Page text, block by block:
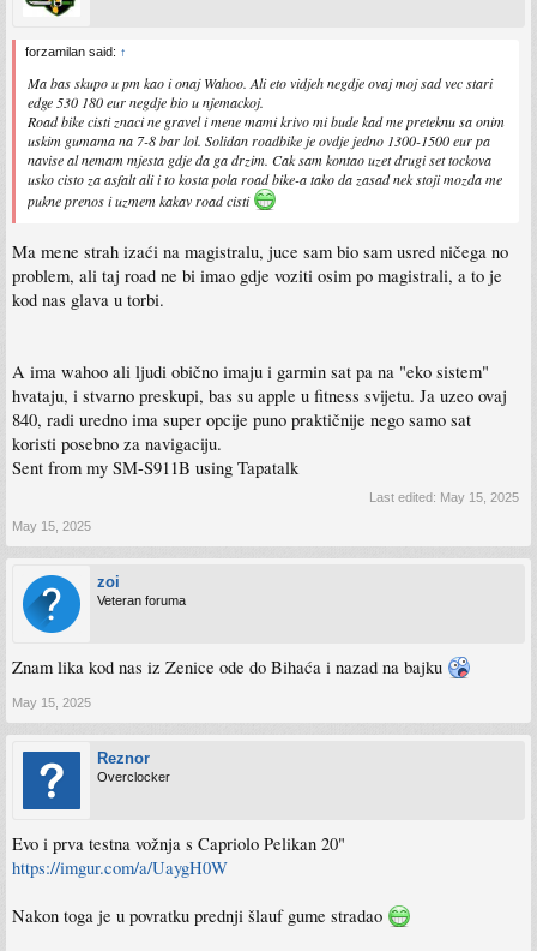
forzamilan said: ↑
Ma bas skupo u pm kao i onaj Wahoo. Ali eto vidjeh negdje ovaj moj sad vec stari
edge 530 180 eur negdje bio u njemackoj.
Road bike cisti znaci ne gravel i mene mami krivo mi bude kad me preteknu sa onim
uskim gumama na 7-8 bar lol. Solidan roadbike je ovdje jedno 1300-1500 eur pa
navise al nemam mjesta gdje da ga drzim. Cak sam kontao uzet drugi set tockova
usko cisto za asfalt ali i to kosta pola road bike-a tako da zasad nek stoji mozda me
pukne prenos i uzmem kakav road cisti
Ma mene strah izaći na magistralu, juce sam bio sam usred ničega no
problem, ali taj road ne bi imao gdje voziti osim po magistrali, a to je
kod nas glava u torbi.
A ima wahoo ali ljudi obično imaju i garmin sat pa na "eko sistem"
hvataju, i stvarno preskupi, bas su apple u fitness svijetu. Ja uzeo ovaj
840, radi uredno ima super opcije puno praktičnije nego samo sat
koristi posebno za navigaciju.
Sent from my SM-S911B using Tapatalk
Last edited: May 15, 2025
May 15, 2025
zoi
Veteran foruma
Znam lika kod nas iz Zenice ode do Bihaća i nazad na bajku
May 15, 2025
Reznor
Overclocker
Evo i prva testna vožnja s Capriolo Pelikan 20"
https://imgur.com/a/UaygH0W
Nakon toga je u povratku prednji šlauf gume stradao